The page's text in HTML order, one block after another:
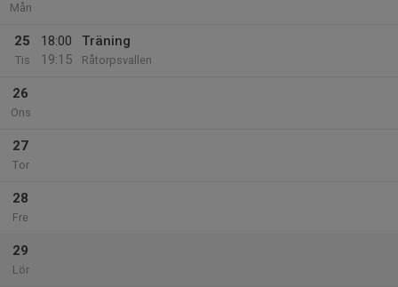
Mån
25
Tis
18:00
19:15
Träning
Råtorpsvallen
26
Ons
27
Tor
28
Fre
29
Lör